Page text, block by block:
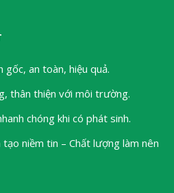
an toàn, hiệu quả.
thân thiện với môi trường.
chóng khi có phát sinh.
niềm tin – Chất lượng làm nên